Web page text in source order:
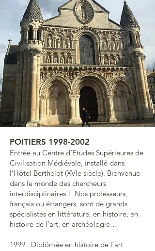
POITIERS 1998-2002
Entrée au Centre d’Etudes Supérieures de
Civilisation Médiévale, installé dans
l’Hôtel Berthelot (XVIe siècle). Bienvenue
dans le monde des chercheurs
interdisciplinaires ! Nos professeurs,
français ou étrangers, sont de grands
spécialistes en littérature, en histoire, en
histoire de l’art, en archéologie…
1999 : Diplômée en histoire de l’art